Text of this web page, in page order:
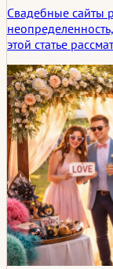
Свадебные сайты
этой статье
негласные
они превратятся